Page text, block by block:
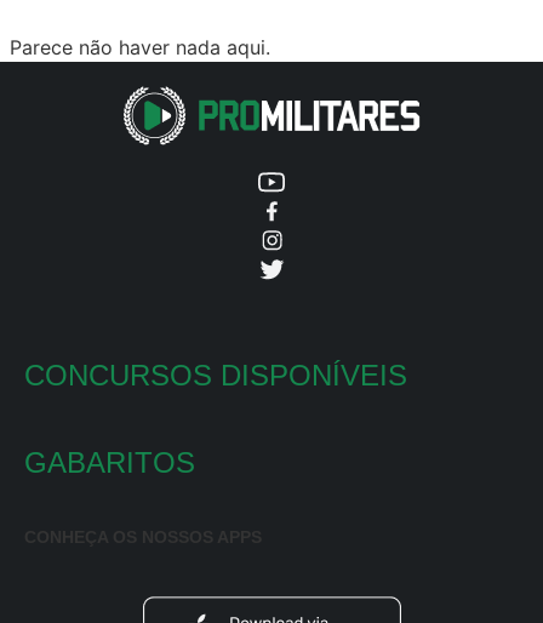
Parece não haver nada aqui.
CONCURSOS DISPONÍVEIS
GABARITOS
CONHEÇA OS NOSSOS APPS